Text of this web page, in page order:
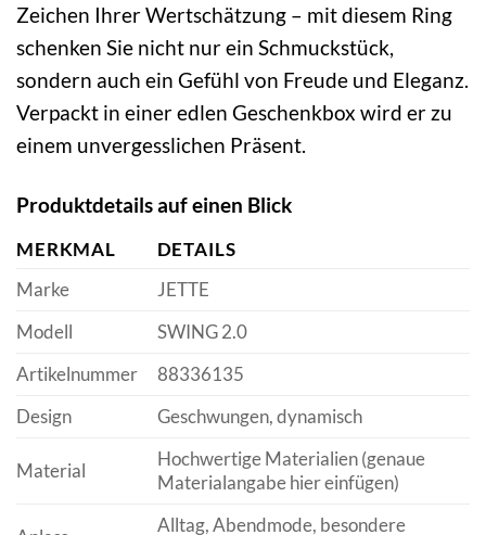
Zeichen Ihrer Wertschätzung – mit diesem Ring
schenken Sie nicht nur ein Schmuckstück,
sondern auch ein Gefühl von Freude und Eleganz.
Verpackt in einer edlen Geschenkbox wird er zu
einem unvergesslichen Präsent.
Produktdetails auf einen Blick
MERKMAL
DETAILS
Marke
JETTE
Modell
SWING 2.0
Artikelnummer
88336135
Design
Geschwungen, dynamisch
Material
Hochwertige Materialien (genaue
Materialangabe hier einfügen)
Alltag, Abendmode, besondere